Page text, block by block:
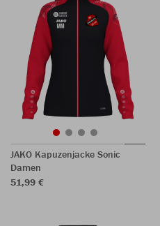
JAKO Kapuzenjacke Sonic
Damen
51,99 €